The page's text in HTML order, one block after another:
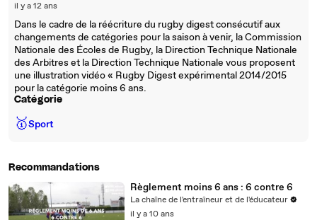
il y a 12 ans
Dans le cadre de la réécriture du rugby digest consécutif aux
changements de catégories pour la saison à venir, la Commission
Nationale des Écoles de Rugby, la Direction Technique Nationale
des Arbitres et la Direction Technique Nationale vous proposent
une illustration vidéo « Rugby Digest expérimental 2014/2015
pour la catégorie moins 6 ans.
Catégorie
🥇Sport
Recommandations
Règlement moins 6 ans : 6 contre 6
La chaîne de l'entraîneur et de l'éducateur
il y a 10 ans